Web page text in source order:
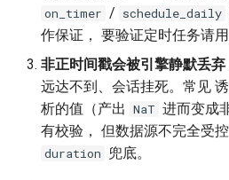
on_timer / schedule_daily
作保证， 要验证定时任务请用
非正时间戳会被引擎静默丢弃
远达不到、会话挂死。常见
析的值（产出 NaT 进而变成
有校验， 但数据源不完全受
duration 兜底。